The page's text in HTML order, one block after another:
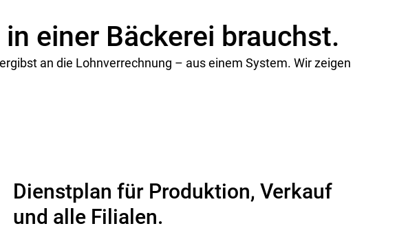
einer Bäckerei brauchst.
an die Lohnverrechnung – aus einem System. Wir zeigen
Dienstplan für Produktion, Verkauf
und alle Filialen.